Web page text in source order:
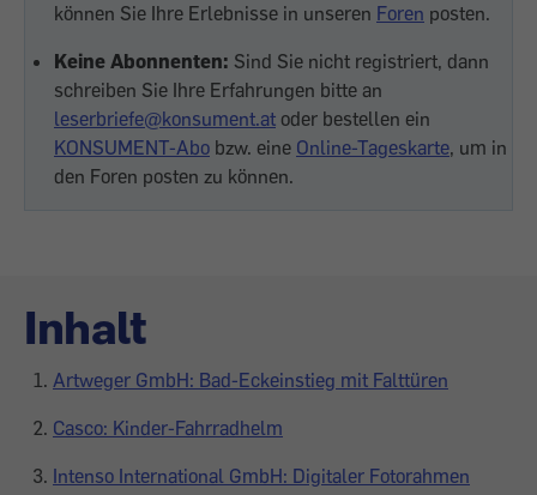
können Sie Ihre Erlebnisse in unseren Foren posten.
Keine Abonnenten: Sind Sie nicht registriert, dann
schreiben Sie Ihre Erfahrungen bitte an
leserbriefe@konsument.at oder bestellen ein
KONSUMENT-Abo bzw. eine Online-Tageskarte, um in
den Foren posten zu können.
Inhalt
Artweger GmbH: Bad-Eckeinstieg mit Falttüren
Casco: Kinder-Fahrradhelm
Intenso International GmbH: Digitaler Fotorahmen